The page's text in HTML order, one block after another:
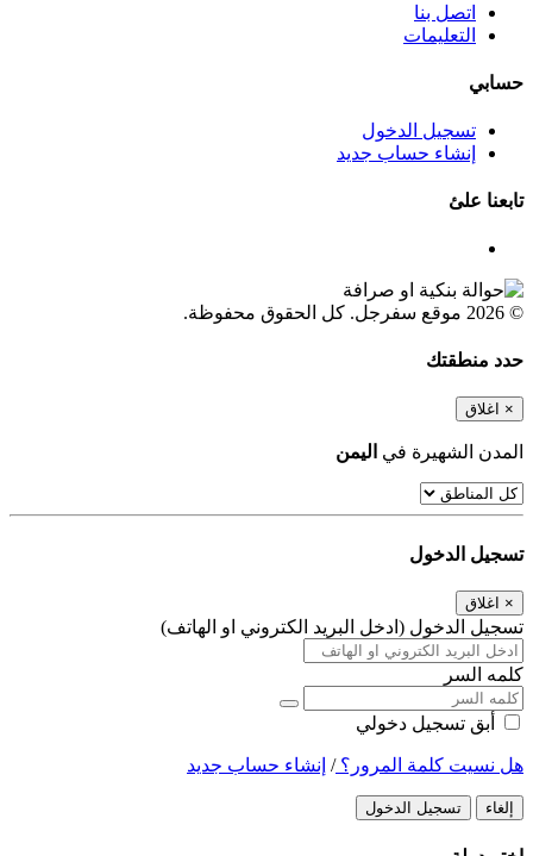
اتصل بنا
التعليمات
حسابي
تسجيل الدخول
إنشاء حساب جديد
تابعنا علئ
© 2026 موقع سفرجل. كل الحقوق محفوظة.
حدد منطقتك
× اغلاق
المدن الشهيرة في اليمن
تسجيل الدخول
× اغلاق
تسجيل الدخول (ادخل البريد الكتروني او الهاتف)
كلمه السر
أبق تسجيل دخولي
هل نسيت كلمة المرور؟/ إنشاء حساب جديد
إلغاء تسجيل الدخول